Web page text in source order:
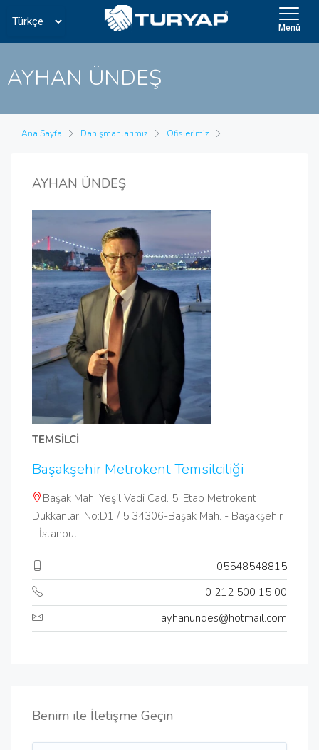
Menü
AYHAN ÜNDEŞ
Ana Sayfa Danışmanlarımız Ofislerimiz
AYHAN ÜNDEŞ
TEMSİLCİ
Başakşehir Metrokent Temsilciliği
Başak Mah. Yeşil Vadi Cad. 5. Etap Metrokent
Dükkanları No:D1 / 5 34306-Başak Mah. - Başakşehir
- İstanbul
05548548815
0 212 500 15 00
ayhanundes@hotmail.com
Benim ile İletişme Geçin